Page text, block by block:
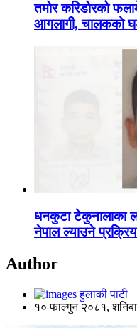
तमोर करिडोरको
आगलागी, चालकको
धनकुटा टेकुनालाका
नेपाल ल्याउने
Author
हुलाकी पाटी
१० फाल्गुन २०८१,